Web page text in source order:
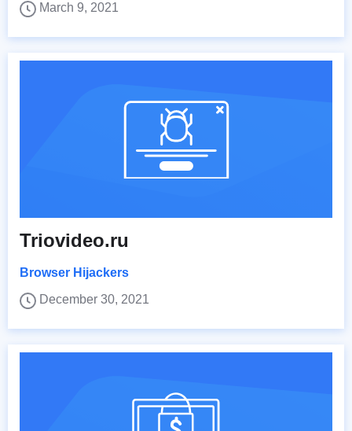
March 9, 2021
Triovideo.ru
Browser Hijackers
December 30, 2021